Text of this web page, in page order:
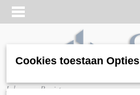
Inloggen Registreren
Cookies toestaan Opties